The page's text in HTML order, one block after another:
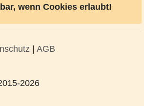
wenn Cookies erlaubt!
AGB
2026